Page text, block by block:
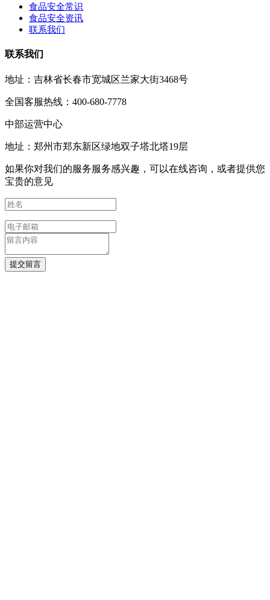
食品安全常识
食品安全资讯
联系我们
联系我们
地址：吉林省长春市宽城区兰家大街3468号
全国客服热线：400-680-7778
中部运营中心
地址：郑州市郑东新区绿地双子塔北塔19层
如果你对我们的服务服务感兴趣，可以在线咨询，或者提供您
宝贵的意见
提交留言